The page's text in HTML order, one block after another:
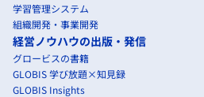
学習管理システム
組織開発・事業開発
経営ノウハウの出版・発信
グロービスの書籍
GLOBIS 学び放題×知見録
GLOBIS Insights